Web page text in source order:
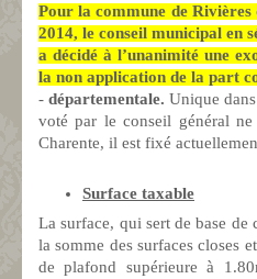
Pour la commune de Rivières
2014, le conseil municipal en
a décidé à l’unanimité une
la non application de la part
-départementale. Unique
voté par le conseil général
Charente, il est fixé
Surface taxable
La surface, qui sert de base de
la somme des surfaces closes
de plafond supérieure à